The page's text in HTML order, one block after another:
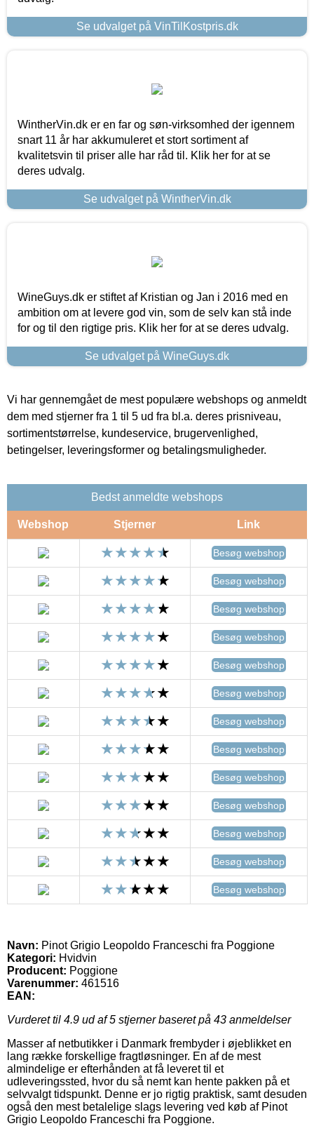
Se udvalget på VinTilKostpris.dk
WintherVin.dk er en far og søn-virksomhed der igennem
snart 11 år har akkumuleret et stort sortiment af
kvalitetsvin til priser alle har råd til. Klik her for at se
deres udvalg.
Se udvalget på WintherVin.dk
WineGuys.dk er stiftet af Kristian og Jan i 2016 med en
ambition om at levere god vin, som de selv kan stå inde
for og til den rigtige pris. Klik her for at se deres udvalg.
Se udvalget på WineGuys.dk
Vi har gennemgået de mest populære webshops og anmeldt
dem med stjerner fra 1 til 5 ud fra bl.a. deres prisniveau,
sortimentstørrelse, kundeservice, brugervenlighed,
betingelser, leveringsformer og betalingsmuligheder.
Bedst anmeldte webshops
Webshop Stjerner Link
Besøg webshop
Besøg webshop
Besøg webshop
Besøg webshop
Besøg webshop
Besøg webshop
Besøg webshop
Besøg webshop
Besøg webshop
Besøg webshop
Besøg webshop
Besøg webshop
Besøg webshop
Navn: Pinot Grigio Leopoldo Franceschi fra Poggione
Kategori: Hvidvin
Producent: Poggione
Varenummer: 461516
EAN:
Vurderet til 4.9 ud af 5 stjerner baseret på 43 anmeldelser
Masser af netbutikker i Danmark frembyder i øjeblikket en
lang række forskellige fragtløsninger. En af de mest
almindelige er efterhånden at få leveret til et
udleveringssted, hvor du så nemt kan hente pakken på et
selvvalgt tidspunkt. Denne er jo rigtig praktisk, samt desuden
også den mest betalelige slags levering ved køb af Pinot
Grigio Leopoldo Franceschi fra Poggione.